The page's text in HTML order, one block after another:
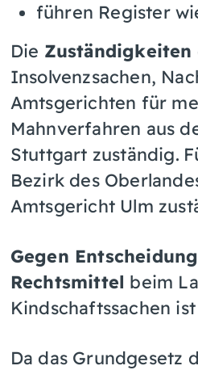
führen Register
Die Zuständigkeiten
Insolvenzsachen,
Amtsgerichten für
Mahnverfahren aus
Stuttgart zuständig.
Bezirk des
Amtsgericht Ulm
Gegen
Rechtsmittel beim
Kindschaftssachen
Da das Grundgesetz